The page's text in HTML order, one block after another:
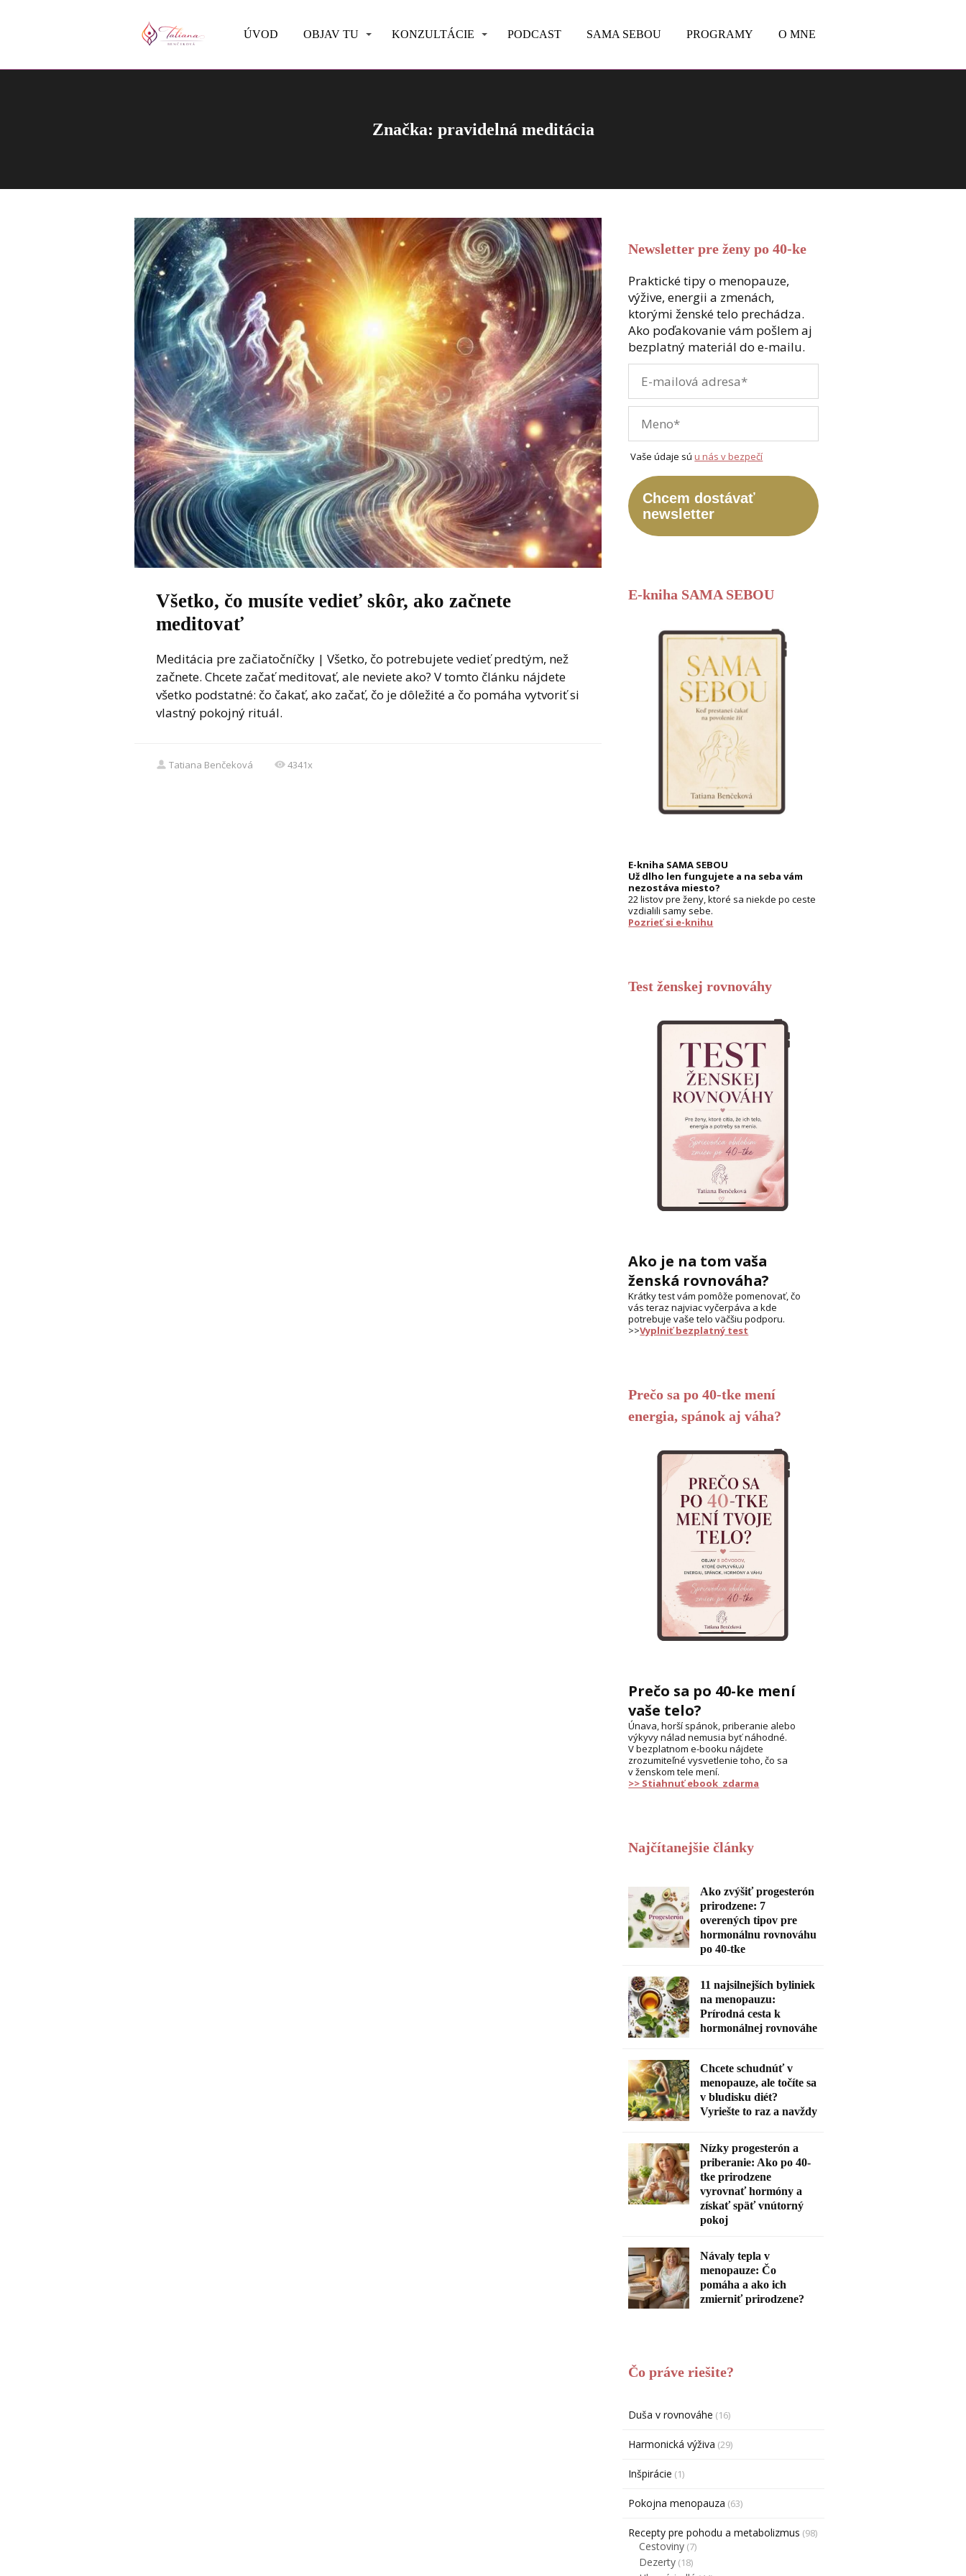
ÚVOD OBJAV TU KONZULTÁCIE PODCAST SAMA SEBOU PROGRAMY O MNE
Značka: pravidelná meditácia
Všetko, čo musíte vedieť skôr, ako začnete
meditovať
Meditácia pre začiatočníčky | Všetko, čo potrebujete vedieť predtým, než
začnete. Chcete začať meditovať, ale neviete ako? V tomto článku nájdete
všetko podstatné: čo čakať, ako začať, čo je dôležité a čo pomáha vytvoriť si
vlastný pokojný rituál.
Tatiana Benčeková 4341x
Newsletter pre ženy po 40-ke
Praktické tipy o menopauze,
výžive, energii a zmenách,
ktorými ženské telo prechádza.
Ako poďakovanie vám pošlem aj
bezplatný materiál do e-mailu.
Vaše údaje súu nás v bezpečí
Chcem dostávať
newsletter
E-kniha SAMA SEBOU
E-kniha SAMA SEBOU
Už dlho len fungujete a na seba vám
nezostáva miesto?
22 listov pre ženy, ktoré sa niekde po ceste
vzdialili samy sebe.
Pozrieť si e-knihu
Test ženskej rovnováhy
Ako je na tom vaša
ženská rovnováha?
Krátky test vám pomôže pomenovať, čo
vás teraz najviac vyčerpáva a kde
potrebuje vaše telo väčšiu podporu.
>>Vyplniť bezplatný test
Prečo sa po 40-tke mení
energia, spánok aj váha?
Prečo sa po 40-ke mení
vaše telo?
Únava, horší spánok, priberanie alebo
výkyvy nálad nemusia byť náhodné.
V bezplatnom e-booku nájdete
zrozumiteľné vysvetlenie toho, čo sa
v ženskom tele mení.
>> Stiahnuť ebook zdarma
Najčítanejšie články
Ako zvýšiť progesterón
prirodzene: 7
overených tipov pre
hormonálnu rovnováhu
po 40-tke
11 najsilnejších byliniek
na menopauzu:
Prírodná cesta k
hormonálnej rovnováhe
Chcete schudnúť v
menopauze, ale točíte sa
v bludisku diét?
Vyriešte to raz a navždy
Nízky progesterón a
priberanie: Ako po 40-
tke prirodzene
vyrovnať hormóny a
získať späť vnútorný
pokoj
Návaly tepla v
menopauze: Čo
pomáha a ako ich
zmierniť prirodzene?
Čo práve riešite?
Duša v rovnováhe (16)
Harmonická výživa (29)
Inšpirácie (1)
Pokojna menopauza (63)
Recepty pre pohodu a metabolizmus (98)
Cestoviny (7)
Dezerty (18)